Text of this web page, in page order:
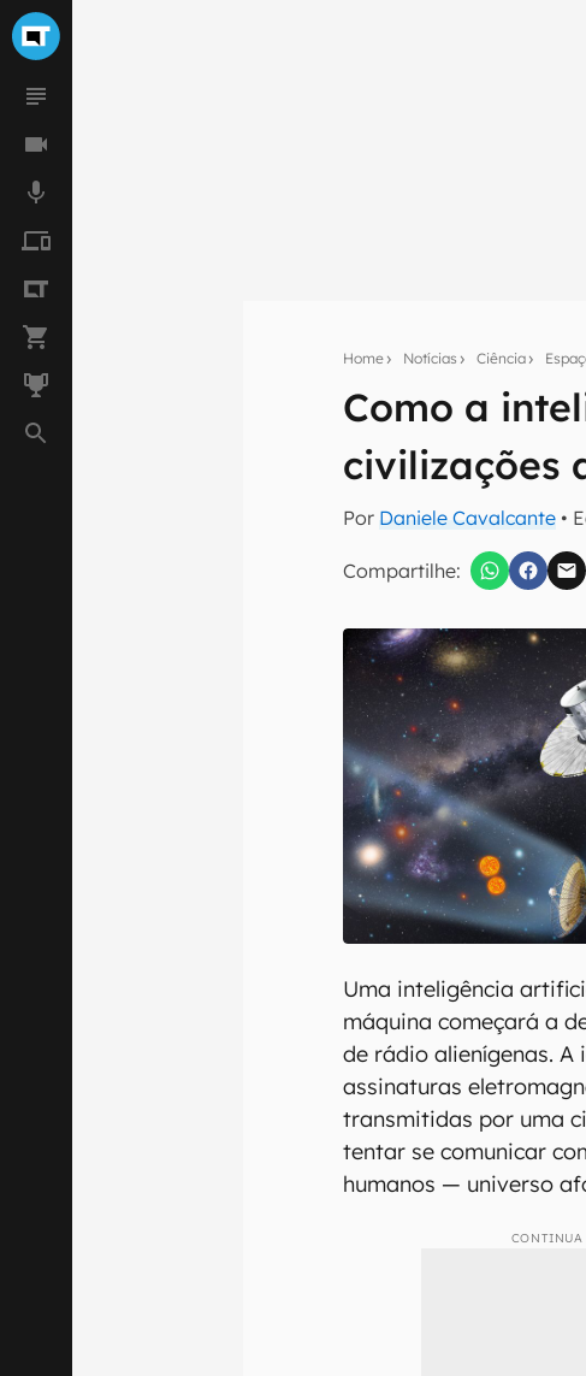
Home Notícias Ciência
Como a
civilizações
Por Daniele Cavalcante •
Compartilhe:
Seu
Assine a newsletter
Confirmo que li,
Uma inteligência
máquina começará a
de rádio alienígenas.
assinaturas
transmitidas por uma
tentar se comunicar
humanos — universo